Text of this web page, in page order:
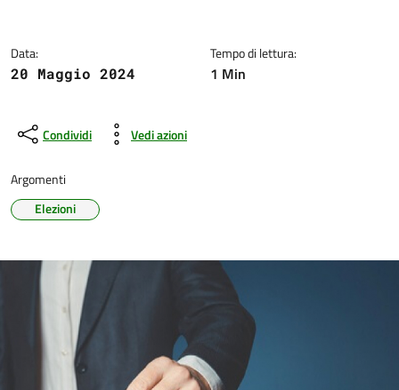
Data:
20 Maggio 2024
Tempo di lettura:
1 Min
Condividi Vedi azioni
Argomenti
Elezioni